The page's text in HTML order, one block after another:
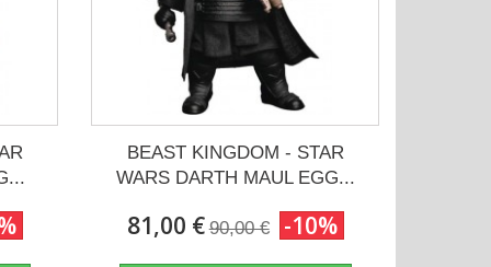
BEAST KINGDOM - STAR
WARS DARTH MAUL EGG...
81,00 € 90,00 € -10%